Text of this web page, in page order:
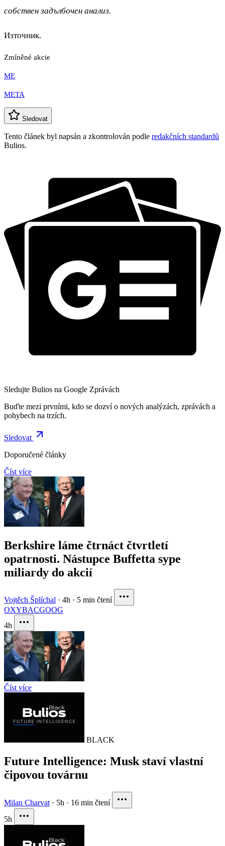
собствен задълбочен анализ.
Източник.
Zmíněné akcie
ME
META
Sledovat
Tento článek byl napsán a zkontrolován podle redakčních standardů
Bulios.
Sledujte Bulios na Google Zprávách
Buďte mezi prvními, kdo se dozví o nových analýzách, zprávách a
pohybech na trzích.
Sledovat
Doporučené články
Číst více
Berkshire láme čtrnáct čtvrtletí
opatrnosti. Nástupce Buffetta sype
miliardy do akcií
Vojtěch Šplíchal · 4h · 5 min čtení
OXYBACGOOG
4h
Číst více
BLACK
Future Intelligence: Musk staví vlastní
čipovou továrnu
Milan Charvat · 5h · 16 min čtení
5h